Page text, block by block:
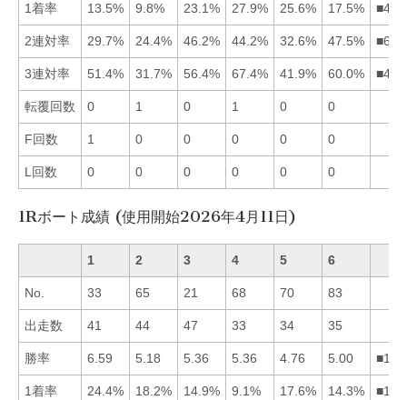
1着率 13.5% 9.8% 23.1% 27.9% 25.6% 17.5%
2連対率 29.7% 24.4% 46.2% 44.2% 32.6% 47.5%
3連対率 51.4% 31.7% 56.4% 67.4% 41.9% 60.0%
転覆回数 0 1 0 1 0 0
F回数 1 0 0 0 0 0
L回数 0 0 0 0 0 0
1Rボート成績 (使用開始2026年4月11日)
1 2 3 4 5 6
No. 33 65 21 68 70 83
出走数 41 44 47 33 34 35
勝率 6.59 5.18 5.36 5.36 4.76 5.00
1着率 24.4% 18.2% 14.9% 9.1% 17.6% 14.3%